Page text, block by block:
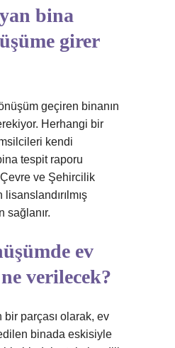
bina
girer
geçiren binanın
Herhangi bir
kendi
tespit raporu
ve Şehircilik
lisanslandırılmış
sağlanır.
ev
verilecek?
parçası olarak, ev
binada eskisiyle